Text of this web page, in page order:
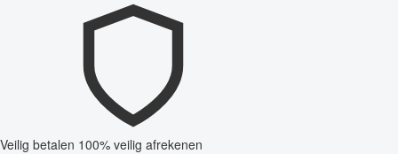
Veilig betalen 100% veilig afrekenen